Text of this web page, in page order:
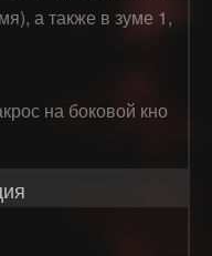
а также в зуме 1,
на боковой кно